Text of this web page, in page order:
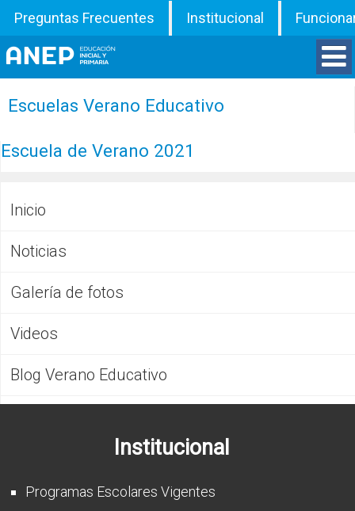
Preguntas Frecuentes Institucional
Divisiones
Departamentos
Noticias
Escuelas Verano Educativo
Escuela de Verano 2021
Inicio
Noticias
Galería de fotos
Videos
Blog Verano Educativo
Institucional
Programas Escolares Vigentes